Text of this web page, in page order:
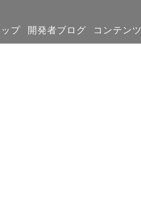
プ 開発者ブログ コンテンツ